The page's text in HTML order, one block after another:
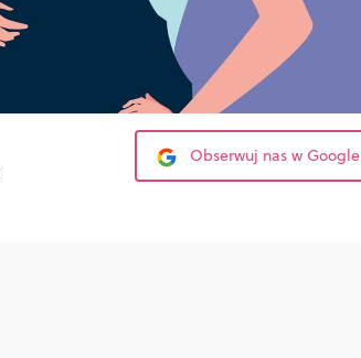
Obserwuj nas w Google